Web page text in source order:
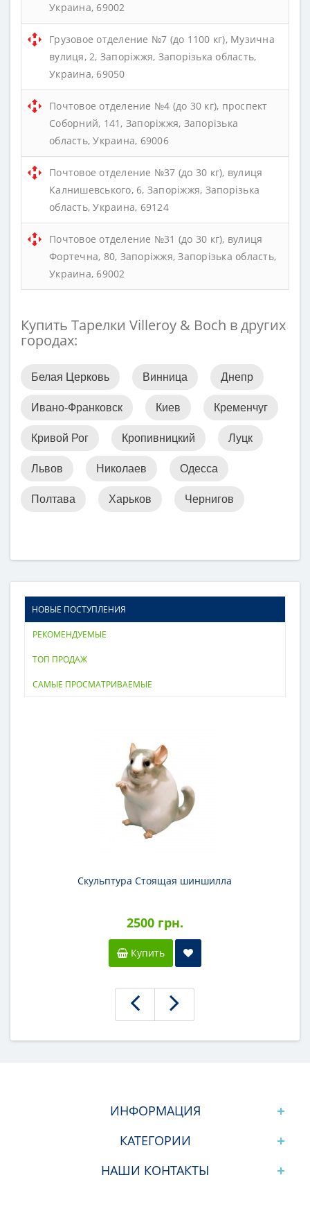
Украина, 69002
Грузовое отделение №7 (до 1100 кг), Музична
вулиця, 2, Запоріжжя, Запорізька область,
Украина, 69050
Почтовое отделение №4 (до 30 кг), проспект
Соборний, 141, Запоріжжя, Запорізька
область, Украина, 69006
Почтовое отделение №37 (до 30 кг), вулиця
Калнишевського, 6, Запоріжжя, Запорізька
область, Украина, 69124
Почтовое отделение №31 (до 30 кг), вулиця
Фортечна, 80, Запоріжжя, Запорізька область,
Украина, 69002
Купить Тарелки Villeroy & Boch в других
городах:
Белая Церковь Винница Днепр
Ивано-Франковск Киев Кременчуг
Кривой Рог Кропивницкий Луцк
Львов Николаев Одесса
Полтава Харьков Чернигов
НОВЫЕ ПОСТУПЛЕНИЯ
РЕКОМЕНДУЕМЫЕ
ТОП ПРОДАЖ
САМЫЕ ПРОСМАТРИВАЕМЫЕ
Скульптура Стоящая шиншилла
2500 грн.
Купить
ИНФОРМАЦИЯ
КАТЕГОРИИ
НАШИ КОНТАКТЫ